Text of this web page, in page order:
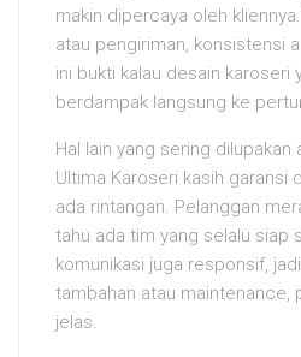
makin dipercaya oleh
atau pengiriman, konsistensi
ini bukti kalau desain karoseri
berdampak langsung ke
Hal lain yang sering dilupakan
Ultima Karoseri kasih garansi
ada rintangan. Pelanggan
tahu ada tim yang selalu siap
komunikasi juga responsif,
tambahan atau maintenance,
jelas.